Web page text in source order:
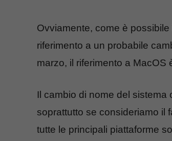
Ovviamente, come è
riferimento a un probabile
marzo, il riferimento a MacOS
Il cambio di nome del sistema
soprattutto se consideriamo il
tutte le principali piattaforme